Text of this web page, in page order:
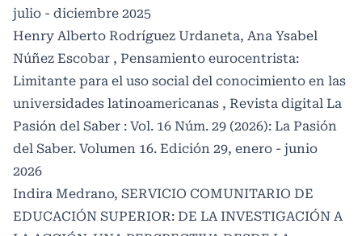
julio - diciembre 2025
Henry Alberto Rodríguez Urdaneta, Ana Ysabel
Núñez Escobar , Pensamiento eurocentrista:
Limitante para el uso social del conocimiento en las
universidades latinoamericanas , Revista digital La
Pasión del Saber : Vol. 16 Núm. 29 (2026): La Pasión
del Saber. Volumen 16. Edición 29, enero - junio
2026
Indira Medrano, SERVICIO COMUNITARIO DE
EDUCACIÓN SUPERIOR: DE LA INVESTIGACIÓN A